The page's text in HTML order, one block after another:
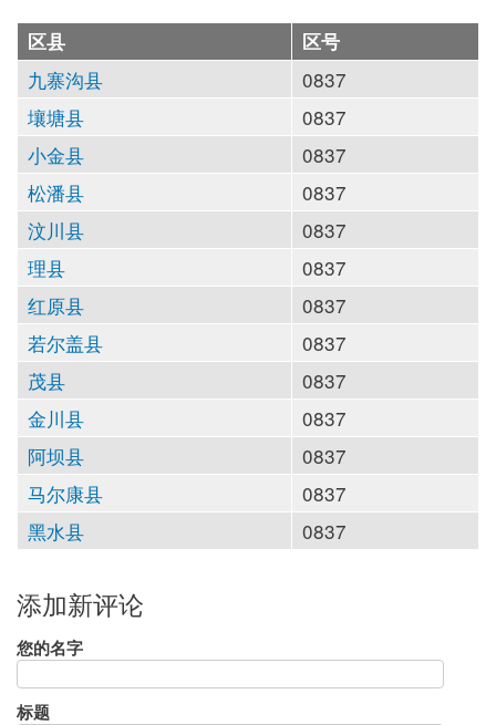
区县 区号
九寨沟县
0837
壤塘县
0837
小金县
0837
松潘县
0837
汶川县
0837
理县
0837
红原县
0837
若尔盖县
0837
茂县
0837
金川县
0837
阿坝县
0837
马尔康县
0837
黑水县
0837
添加新评论
您的名字
标题